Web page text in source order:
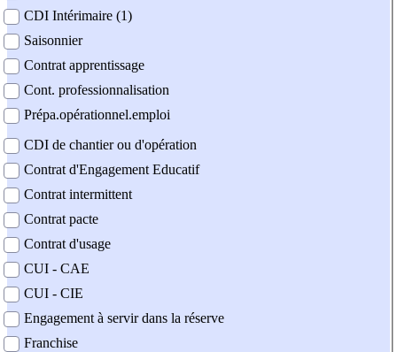
CDI Intérimaire (1)
Saisonnier
Contrat apprentissage
Cont. professionnalisation
Prépa.opérationnel.emploi
CDI de chantier ou d'opération
Contrat d'Engagement Educatif
Contrat intermittent
Contrat pacte
Contrat d'usage
CUI - CAE
CUI - CIE
Engagement à servir dans la réserve
Franchise